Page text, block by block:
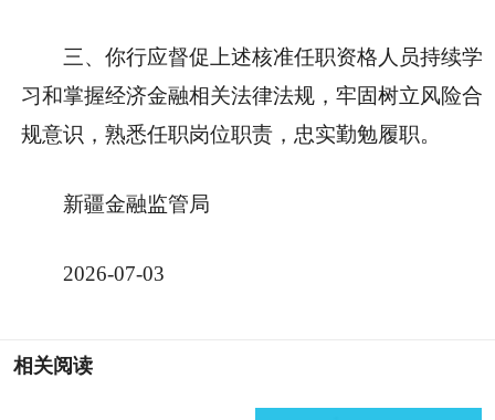
三、你行应督促上述核准任职资格人员持续学
习和掌握经济金融相关法律法规，牢固树立风险合
规意识，熟悉任职岗位职责，忠实勤勉履职。
新疆金融监管局
2026-07-03
相关阅读